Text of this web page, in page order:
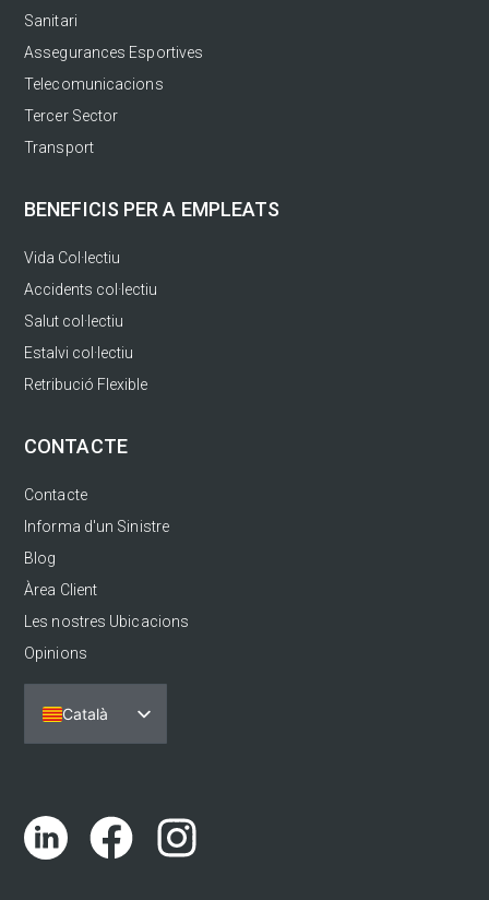
Sanitari
Assegurances Esportives
Telecomunicacions
Tercer Sector
Transport
BENEFICIS PER A EMPLEATS
Vida Col·lectiu
Accidents col·lectiu
Salut col·lectiu
Estalvi col·lectiu
Retribució Flexible
CONTACTE
Contacte
Informa d'un Sinistre
Blog
Àrea Client
Les nostres Ubicacions
Opinions
Català
Español
English (UK)
Euskara